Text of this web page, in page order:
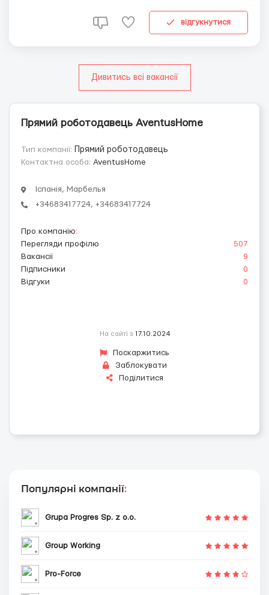
🔧 Основні обов'язки ...
відгукнутися
Дивитись всі вакансії
Прямий роботодавець AventusHome
Тип компанії:
Прямий роботодавець
Контактна особа: AventusHome
Іспанія, Марбелья
+34683417724, +34683417724
Про компанію:
Перегляди профілю
507
Вакансії
9
Підписники
0
Відгуки
0
На сайті з 17.10.2024
Поскаржитись
Заблокувати
Поділитися
Популярні компанії:
Grupa Progres Sp. z o.o.
Group Working
Pro-Force